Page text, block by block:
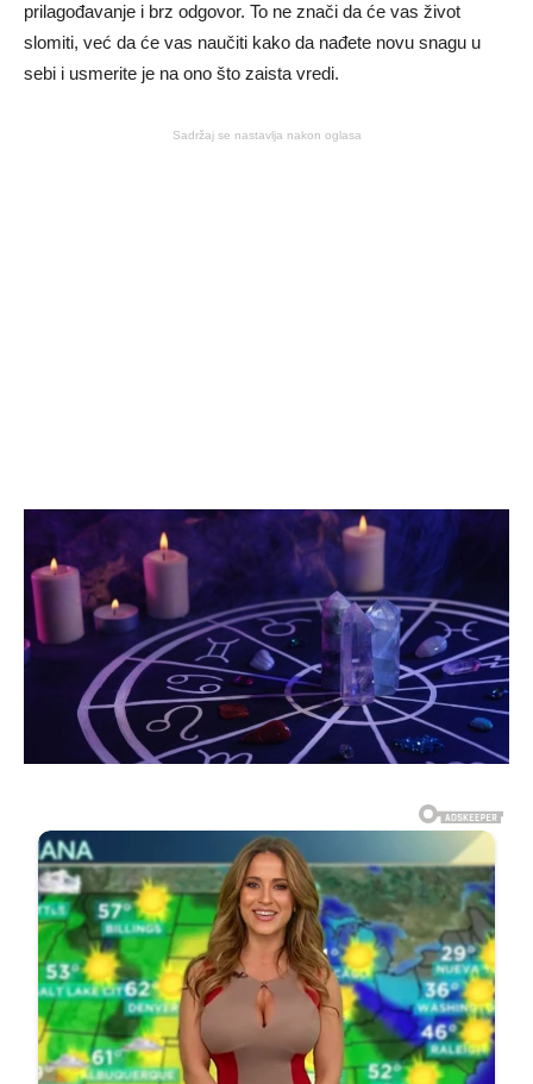
prilagođavanje i brz odgovor. To ne znači da će vas život
slomiti, već da će vas naučiti kako da nađete novu snagu u
sebi i usmerite je na ono što zaista vredi.
Sadržaj se nastavlja nakon oglasa